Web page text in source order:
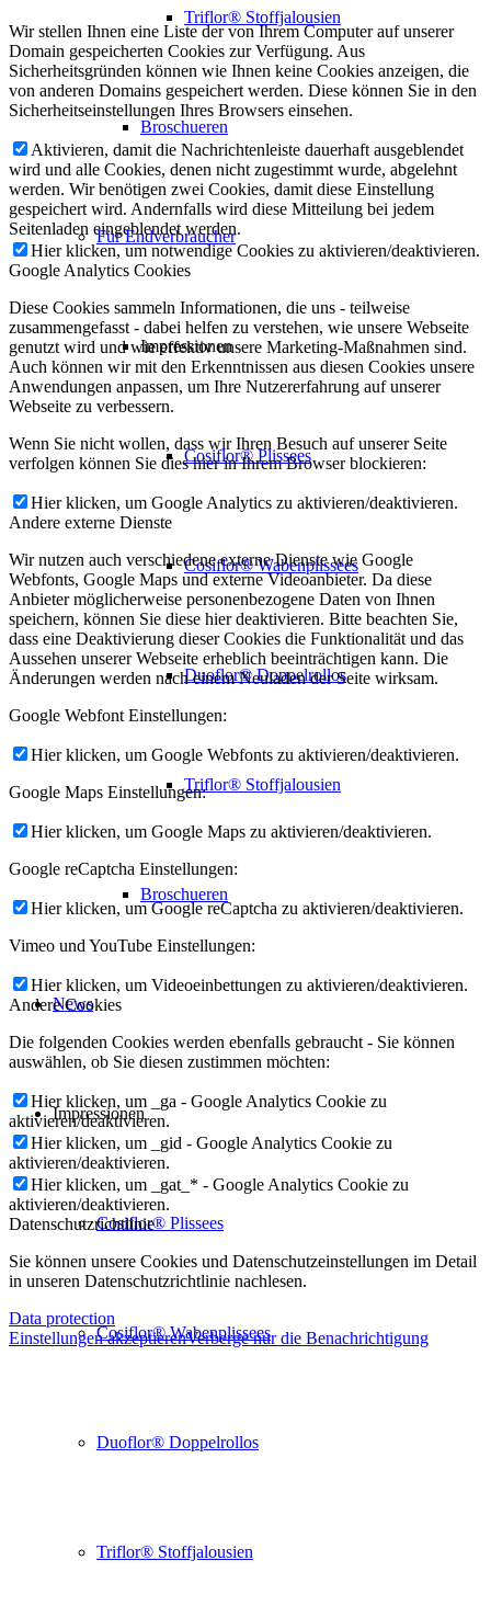
Triflor® Stoffjalousien
Broschueren
Für Endverbraucher
Impressionen
Cosiflor® Plissees
Cosiflor® Wabenplissees
Duoflor® Doppelrollos
Triflor® Stoffjalousien
Broschueren
News
Impressionen
Cosiflor® Plissees
Cosiflor® Wabenplissees
Duoflor® Doppelrollos
Triflor® Stoffjalousien
Wir stellen Ihnen eine Liste der von Ihrem Computer auf unserer
Domain gespeicherten Cookies zur Verfügung. Aus
Sicherheitsgründen können wie Ihnen keine Cookies anzeigen, die
von anderen Domains gespeichert werden. Diese können Sie in den
Sicherheitseinstellungen Ihres Browsers einsehen.
Aktivieren, damit die Nachrichtenleiste dauerhaft ausgeblendet
wird und alle Cookies, denen nicht zugestimmt wurde, abgelehnt
werden. Wir benötigen zwei Cookies, damit diese Einstellung
gespeichert wird. Andernfalls wird diese Mitteilung bei jedem
Seitenladen eingeblendet werden.
Hier klicken, um notwendige Cookies zu aktivieren/deaktivieren.
Google Analytics Cookies
Diese Cookies sammeln Informationen, die uns - teilweise
zusammengefasst - dabei helfen zu verstehen, wie unsere Webseite
genutzt wird und wie effektiv unsere Marketing-Maßnahmen sind.
Auch können wir mit den Erkenntnissen aus diesen Cookies unsere
Anwendungen anpassen, um Ihre Nutzererfahrung auf unserer
Webseite zu verbessern.
Wenn Sie nicht wollen, dass wir Ihren Besuch auf unserer Seite
verfolgen können Sie dies hier in Ihrem Browser blockieren:
Hier klicken, um Google Analytics zu aktivieren/deaktivieren.
Andere externe Dienste
Wir nutzen auch verschiedene externe Dienste wie Google
Webfonts, Google Maps und externe Videoanbieter. Da diese
Anbieter möglicherweise personenbezogene Daten von Ihnen
speichern, können Sie diese hier deaktivieren. Bitte beachten Sie,
dass eine Deaktivierung dieser Cookies die Funktionalität und das
Aussehen unserer Webseite erheblich beeinträchtigen kann. Die
Änderungen werden nach einem Neuladen der Seite wirksam.
Google Webfont Einstellungen:
Hier klicken, um Google Webfonts zu aktivieren/deaktivieren.
Google Maps Einstellungen:
Hier klicken, um Google Maps zu aktivieren/deaktivieren.
Google reCaptcha Einstellungen:
Hier klicken, um Google reCaptcha zu aktivieren/deaktivieren.
Vimeo und YouTube Einstellungen:
Hier klicken, um Videoeinbettungen zu aktivieren/deaktivieren.
Andere Cookies
Die folgenden Cookies werden ebenfalls gebraucht - Sie können
auswählen, ob Sie diesen zustimmen möchten:
Hier klicken, um _ga - Google Analytics Cookie zu
aktivieren/deaktivieren.
Hier klicken, um _gid - Google Analytics Cookie zu
aktivieren/deaktivieren.
Hier klicken, um _gat_* - Google Analytics Cookie zu
aktivieren/deaktivieren.
Datenschutzrichtlinie
Sie können unsere Cookies und Datenschutzeinstellungen im Detail
in unseren Datenschutzrichtlinie nachlesen.
Data protection
Einstellungen akzeptierenVerberge nur die Benachrichtigung